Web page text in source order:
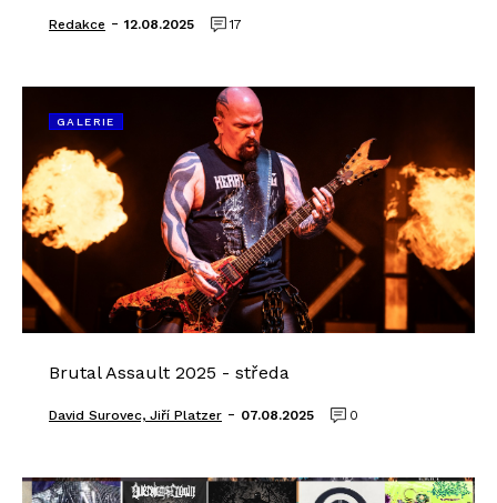
Redakce - 12.08.2025 17
GALERIE
Brutal Assault 2025 - středa
David Surovec, Jiří Platzer - 07.08.2025 0